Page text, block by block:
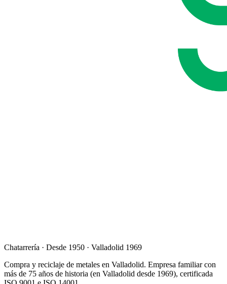
Chatarrería · Desde 1950 · Valladolid 1969
Compra y reciclaje de metales en Valladolid. Empresa familiar con
más de 75 años de historia (en Valladolid desde 1969), certificada